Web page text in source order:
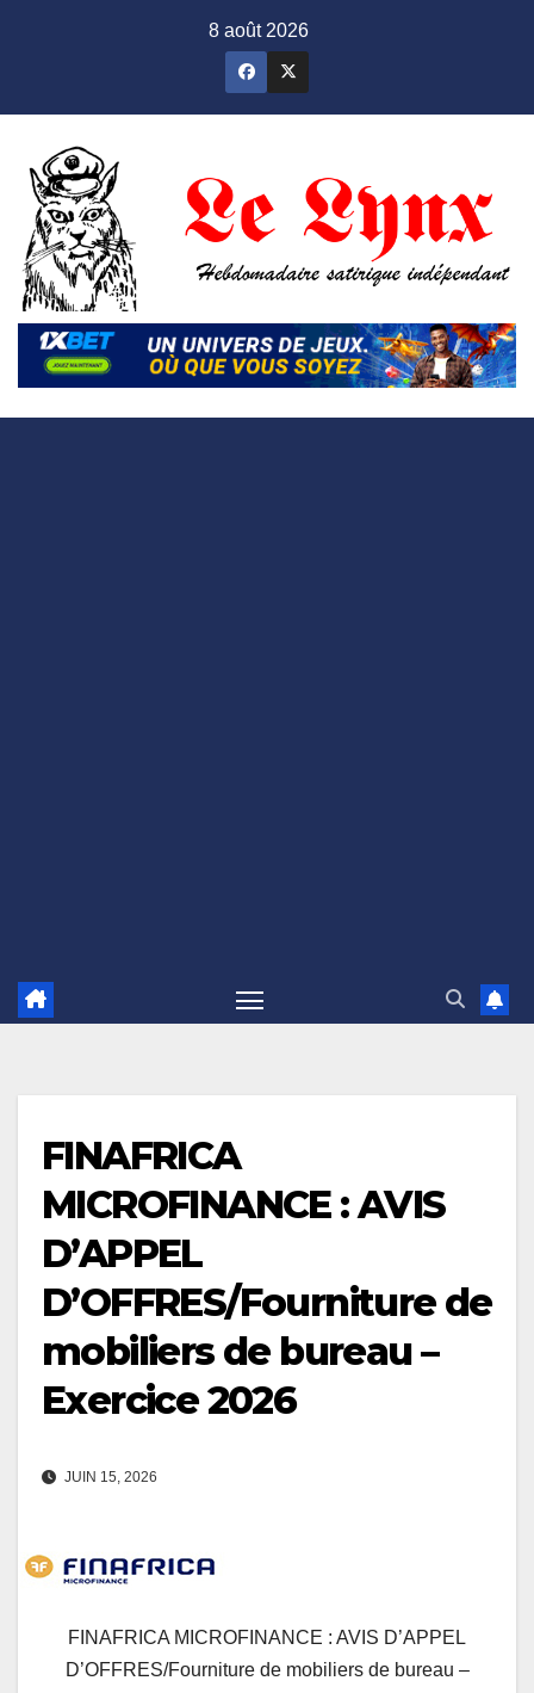
8 août 2026
FINAFRICA
MICROFINANCE : AVIS
D’APPEL
D’OFFRES/Fourniture de
mobiliers de bureau –
Exercice 2026
JUIN 15, 2026
FINAFRICA MICROFINANCE : AVIS D’APPEL
D’OFFRES/Fourniture de mobiliers de bureau –